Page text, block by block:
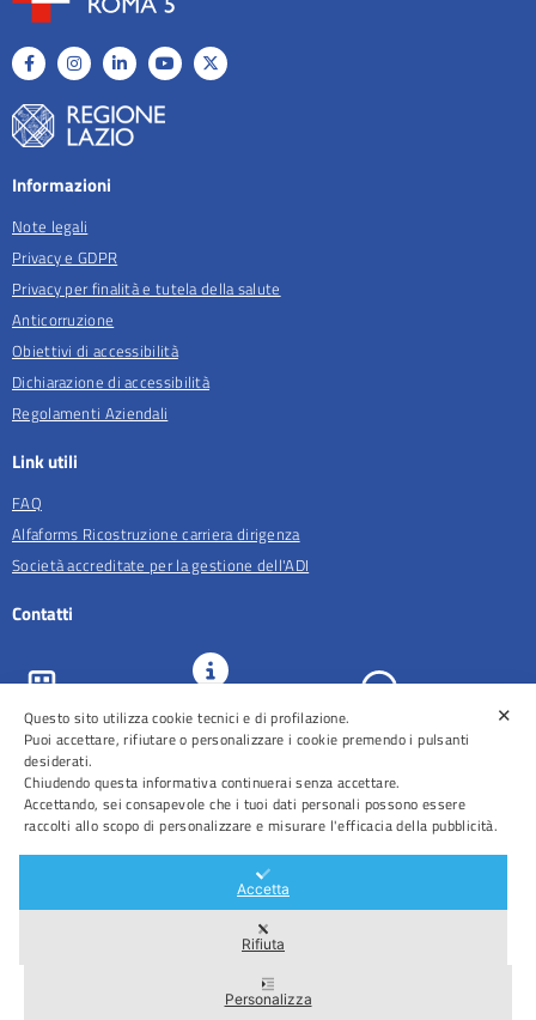
Informazioni
Note legali
Privacy e GDPR
Privacy per finalità e tutela della salute
Anticorruzione
Obiettivi di accessibilità
Dichiarazione di accessibilità
Regolamenti Aziendali
Link utili
FAQ
Alfaforms Ricostruzione carriera dirigenza
Società accreditate per la gestione dell'ADI
Contatti
ASL Roma 5
URP e
Comunicazione
Prenotazioni
Area Riservata
2026 © Tutti i diritti riservati – ASL Roma 5
✕
Questo sito utilizza cookie tecnici e di profilazione.
Puoi accettare, rifiutare o personalizzare i cookie premendo i pulsanti
desiderati.
Chiudendo questa informativa continuerai senza accettare.
Accettando, sei consapevole che i tuoi dati personali possono essere
raccolti allo scopo di personalizzare e misurare l'efficacia della pubblicità.
Accetta
Rifiuta
Personalizza